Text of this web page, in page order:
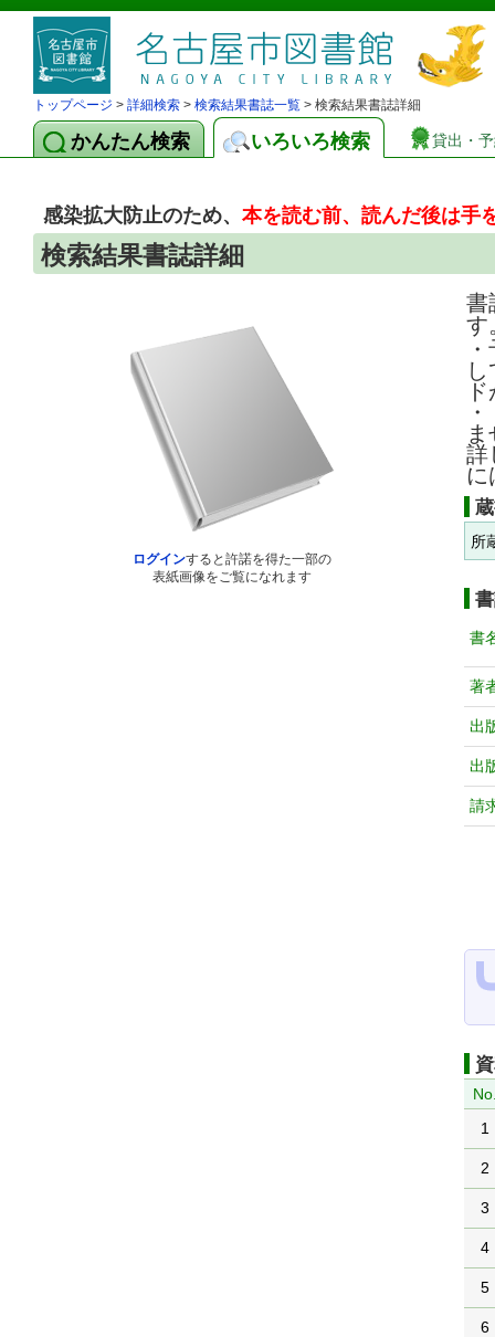
トップページ > 詳細検索 > 検索結果書誌一覧 > 検索結果書誌詳細
かんたん検索 いろいろ検索 貸出・
感染拡大防止のため、本を読む前、読んだ後は手
検索結果書誌詳細
ログインすると許諾を得た一部の
表紙画像をご覧になれます
書
す
詳
に
所
書
著
出
出
請
1
2
3
4
5
6